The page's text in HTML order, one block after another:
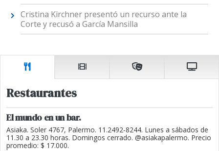
Cristina Kirchner presentó un recurso ante la
Corte y recusó a García Mansilla
Restaurantes
El mundo en un bar.
Asiaka. Soler 4767, Palermo. 11.2492-8244. Lunes a sábados de
11.30 a 23.30 horas. Domingos cerrado. @asiakapalermo. Precio
promedio: $ 17.000.